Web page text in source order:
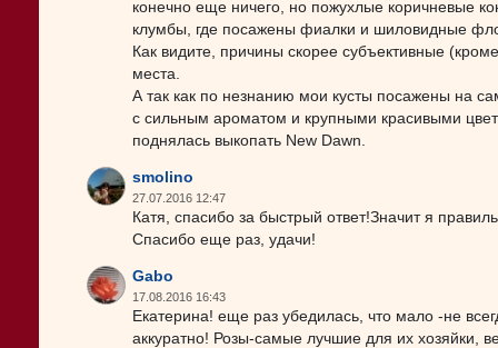
конечно еще ничего, но пожухлые коричневые
клумбы, где посажены фиалки и шиловидные
Как видите, причины скорее субъективные
места.
А так как по незнанию мои кусты посажены на
с сильным ароматом и крупными красивыми
поднялась выкопать New Dawn.
smolino
27.07.2016 12:47
Катя, спасибо за быстрый ответ!Значит я
Спасибо еще раз, удачи!
Gabo
17.08.2016 16:43
Екатерина! еще раз убедилась, что мало -не
аккуратно! Розы-самые лучшие для их хозяйки,